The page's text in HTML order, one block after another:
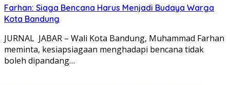
Farhan: Siaga Bencana Harus Menjadi Budaya Warga
Kota Bandung
JURNAL JABAR – Wali Kota Bandung, Muhammad Farhan
meminta, kesiapsiagaan menghadapi bencana tidak
boleh dipandang…